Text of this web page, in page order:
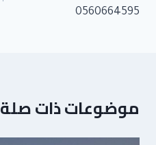
0560664595
موضوعات ذات صلة